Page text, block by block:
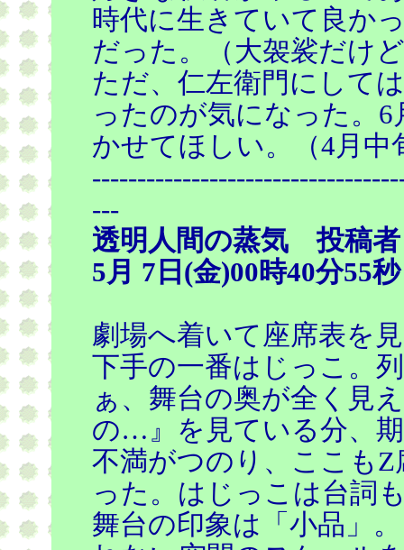
時代に生きていて良か
だった。（大袈裟だけ
ただ、仁左衛門にして
ったのが気になった。
かせてほしい。（4月中
---
透明人間の蒸気 投稿
5月 7日(金)00時40分55秒
劇場へ着いて座席表を
下手の一番はじっこ。
ぁ、舞台の奥が全く見
の…』を見ている分、
不満がつのり、ここも
った。はじっこは台詞
舞台の印象は「小品」